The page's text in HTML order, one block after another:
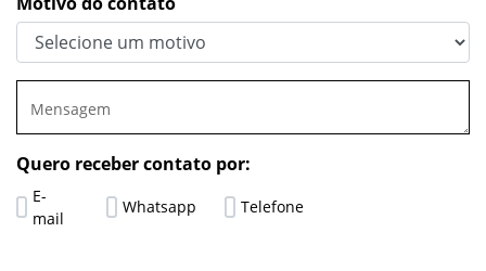
Quero receber contato por:
E-
mail
Whatsapp Telefone